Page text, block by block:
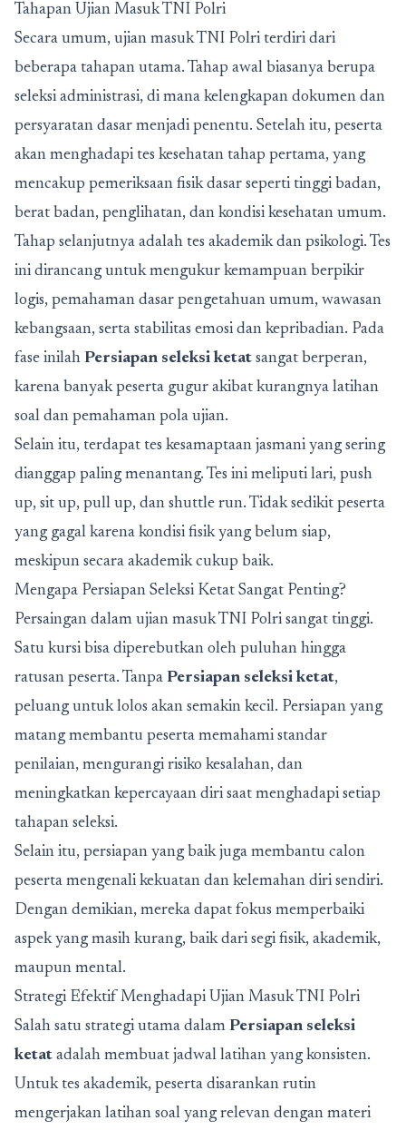
Tahapan Ujian Masuk TNI Polri
Secara umum, ujian masuk TNI Polri terdiri dari
beberapa tahapan utama. Tahap awal biasanya berupa
seleksi administrasi, di mana kelengkapan dokumen dan
persyaratan dasar menjadi penentu. Setelah itu, peserta
akan menghadapi tes kesehatan tahap pertama, yang
mencakup pemeriksaan fisik dasar seperti tinggi badan,
berat badan, penglihatan, dan kondisi kesehatan umum.
Tahap selanjutnya adalah tes akademik dan psikologi. Tes
ini dirancang untuk mengukur kemampuan berpikir
logis, pemahaman dasar pengetahuan umum, wawasan
kebangsaan, serta stabilitas emosi dan kepribadian. Pada
fase inilah Persiapan seleksi ketat sangat berperan,
karena banyak peserta gugur akibat kurangnya latihan
soal dan pemahaman pola ujian.
Selain itu, terdapat tes kesamaptaan jasmani yang sering
dianggap paling menantang. Tes ini meliputi lari, push
up, sit up, pull up, dan shuttle run. Tidak sedikit peserta
yang gagal karena kondisi fisik yang belum siap,
meskipun secara akademik cukup baik.
Mengapa Persiapan Seleksi Ketat Sangat Penting?
Persaingan dalam ujian masuk TNI Polri sangat tinggi.
Satu kursi bisa diperebutkan oleh puluhan hingga
ratusan peserta. Tanpa Persiapan seleksi ketat,
peluang untuk lolos akan semakin kecil. Persiapan yang
matang membantu peserta memahami standar
penilaian, mengurangi risiko kesalahan, dan
meningkatkan kepercayaan diri saat menghadapi setiap
tahapan seleksi.
Selain itu, persiapan yang baik juga membantu calon
peserta mengenali kekuatan dan kelemahan diri sendiri.
Dengan demikian, mereka dapat fokus memperbaiki
aspek yang masih kurang, baik dari segi fisik, akademik,
maupun mental.
Strategi Efektif Menghadapi Ujian Masuk TNI Polri
Salah satu strategi utama dalam Persiapan seleksi
ketat adalah membuat jadwal latihan yang konsisten.
Untuk tes akademik, peserta disarankan rutin
mengerjakan latihan soal yang relevan dengan materi